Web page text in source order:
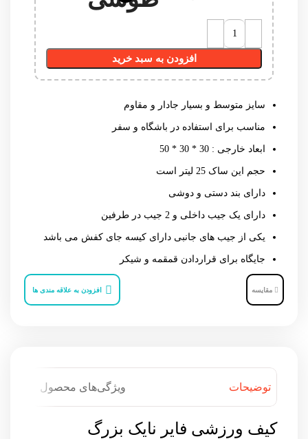
افزودن به سبد خرید
سایز متوسط و بسیار جادار و مقاوم
مناسب برای استفاده در باشگاه و سفر
ابعاد خارجی : 30 * 30 * 50
حجم این ساک 25 لیتر است
دارای بند دستی و دوشی
دارای یک جیب داخلی و 2 جیب در طرفین
یکی از جیب های جانبی دارای کیسه جای کفش می باشد
جایگاه برای قراردادن قمقمه و شیکر
مقایسه افزودن به علاقه مندی ها
توضیحات ویژگی‌های محصول
کیف ورزشی فایر نایک بزرگ